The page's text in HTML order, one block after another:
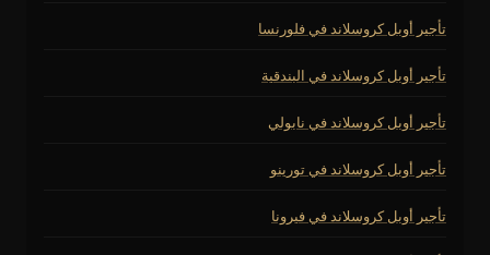
تأجير أوبل كروسلاند في فلورنسا
تأجير أوبل كروسلاند في البندقية
تأجير أوبل كروسلاند في نابولي
تأجير أوبل كروسلاند في تورينو
تأجير أوبل كروسلاند في فيرونا